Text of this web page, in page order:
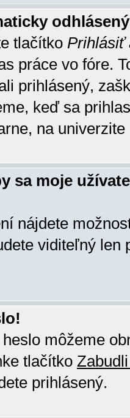
tlačítko Prihlásiť
práce vo fóre.
prihlásený,
keď sa
na univerzite
sa moje
nájdete
viditeľný len
môžeme
tlačítko
prihlásený.